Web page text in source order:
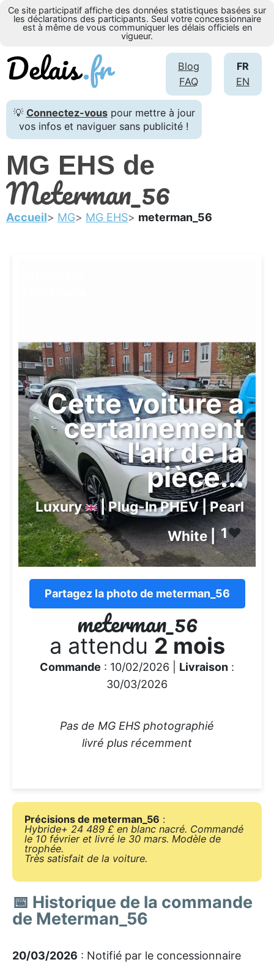
Ce site participatif affiche des données statistiques basées sur
les déclarations des participants. Seul votre concessionnaire
est à même de vous communiquer les délais officiels en
vigueur.
FR
EN
Blog
FAQ
💡 Connectez-vouspour mettre à jour
vos infos et naviguer sans publicité !
MG EHS de
Meterman_56
Accueil MG MG EHS meterman_56
Cette voiture a
certainement
l'air de la
pièce...
Luxury
| Plug-In PHEV | Pearl
White |1❤️
Partagez la photo de meterman_56
meterman_56
a attendu 2 mois
Commande : 10/02/2026 | Livraison :
30/03/2026
Pas de MG EHS photographié
livré plus récemment
Précisions de meterman_56 :
Hybride+ 24 489 £ en blanc nacré. Commandé
le 10 février et livré le 30 mars. Modèle de
trophée.
Très satisfait de la voiture.
📅 Historique de la commande
de Meterman_56
20/03/2026 : Notifié par le concessionnaire